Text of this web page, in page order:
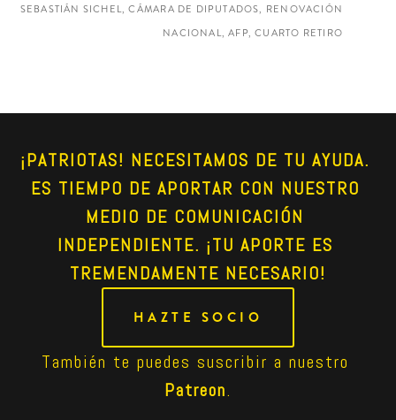
SEBASTIÁN SICHEL, CÁMARA DE DIPUTADOS, RENOVACIÓN
NACIONAL, AFP, CUARTO RETIRO
¡PATRIOTAS! NECESITAMOS DE TU AYUDA.
ES TIEMPO DE APORTAR CON NUESTRO
MEDIO DE COMUNICACIÓN
INDEPENDIENTE. ¡TU APORTE ES
TREMENDAMENTE NECESARIO!
HAZTE SOCIO
Patreon.